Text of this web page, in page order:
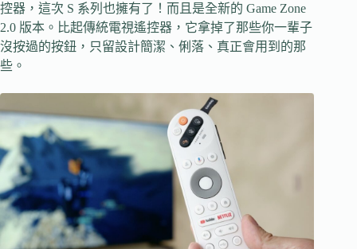
控器，這次 S 系列也擁有了！而且是全新的 Game Zone
2.0 版本。比起傳統電視遙控器，它拿掉了那些你一輩子
沒按過的按鈕，只留設計簡潔、俐落、真正會用到的那
些。